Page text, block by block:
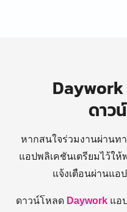
ดาว
หากสนใจร่วมงานผ่านท
แอปพลิเคชันเตรียมไว้ให้
แจ้งเตือนผ่านแ
ดาวน์โหลด Daywork แอ